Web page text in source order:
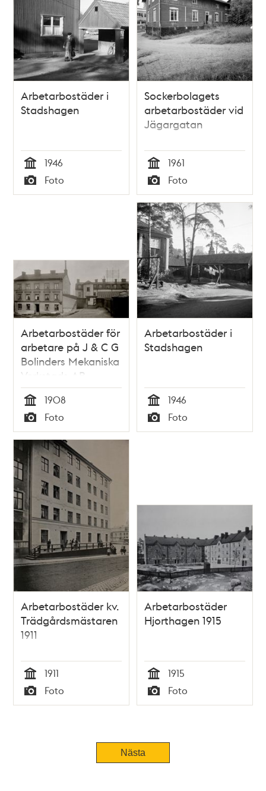
Arbetarbostäder i
Stadshagen
Tid
1946
Typ
Foto
Sockerbolagets
arbetarbostäder vid
Jägargatan
Tid
1961
Typ
Foto
Arbetarbostäder för
arbetare på J & C G
Bolinders Mekaniska
Verkstads AB.
Tid
1908
Typ
Foto
Arbetarbostäder i
Stadshagen
Tid
1946
Typ
Foto
Arbetarbostäder kv.
Trädgårdsmästaren
1911
Tid
1911
Typ
Foto
Arbetarbostäder
Hjorthagen 1915
Tid
1915
Typ
Foto
Nästa